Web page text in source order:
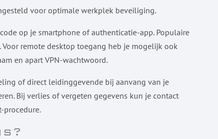
voor optimale werkplek beveiliging.
op je smartphone of authenticatie-app. Populaire
remote desktop toegang heb je mogelijk ook
en apart VPN-wachtwoord.
of direct leidinggevende bij aanvang van je
Bij verlies of vergeten gegevens kun je contact
procedure.